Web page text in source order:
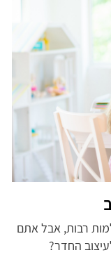
רבות, אבל אתם
החדר?